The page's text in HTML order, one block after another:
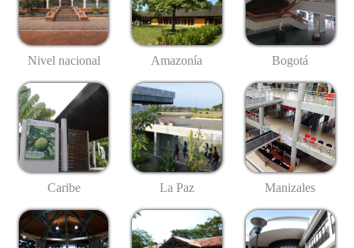
Nivel nacional Amazonía Bogotá
Caribe La Paz Manizales